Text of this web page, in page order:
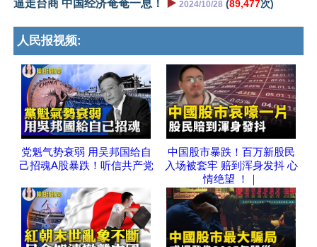
逼走台商 中国经济奄奄一息！ ▶️ 2024/10/28 (89,477次)
人民报视频:
党魁气势衰弱 用吴邦国给自
己招魂A股暴跌！听信共产党
中国股市暴跌！百万新股民
入场被套牢 赔到浑身发抖 心
情绝望 ！｜